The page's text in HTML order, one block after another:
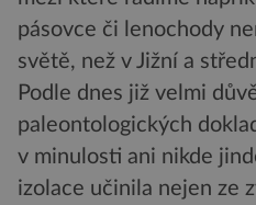
pásovce či lenochody
světě, než v Jižní a
Podle dnes již velmi
paleontologických
v minulosti ani nikde
izolace učinila nejen ze